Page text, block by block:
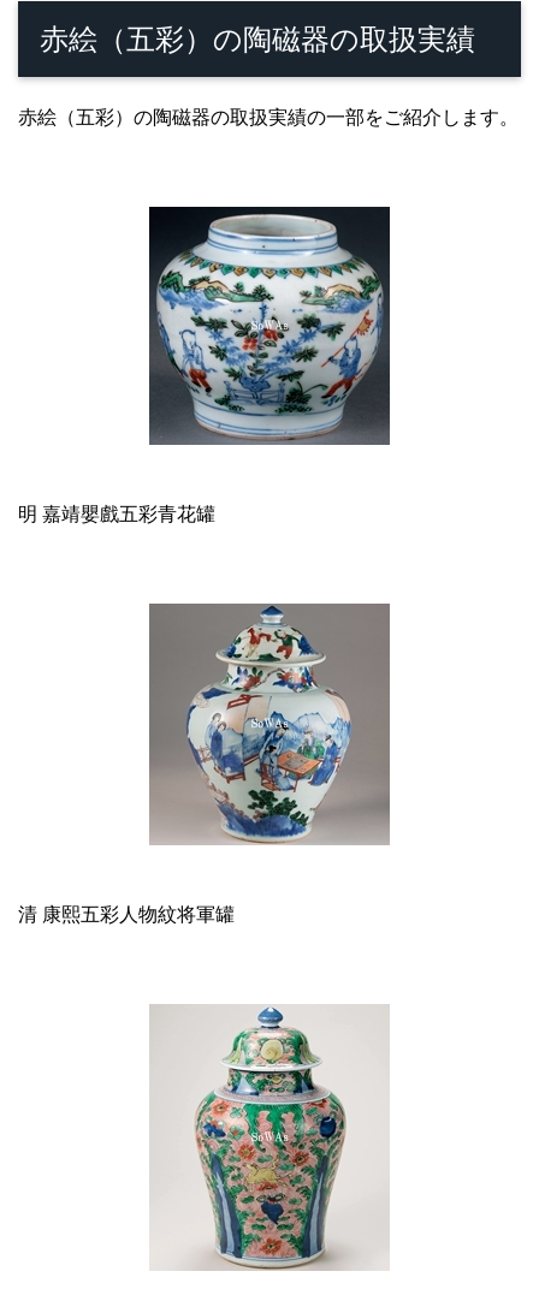
赤絵（五彩）の陶磁器の取扱実績
赤絵（五彩）の陶磁器の取扱実績の一部をご紹介します。
明 嘉靖嬰戲五彩青花罐
清 康熙五彩人物紋将軍罐